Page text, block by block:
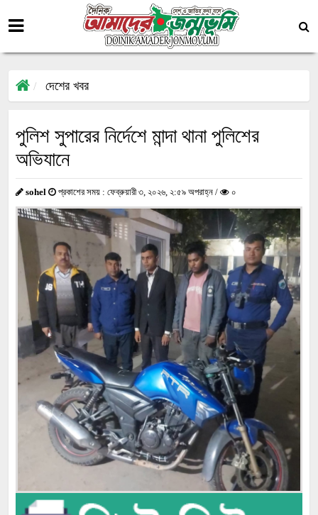
দেশের খবর
পুলিশ সুপারের নির্দেশে মান্দা থানা পুলিশের
অভিযানে
sohel প্রকাশের সময় : ফেব্রুয়ারী ৩, ২০২৬, ২:৫৯ অপরাহ্ন / ০